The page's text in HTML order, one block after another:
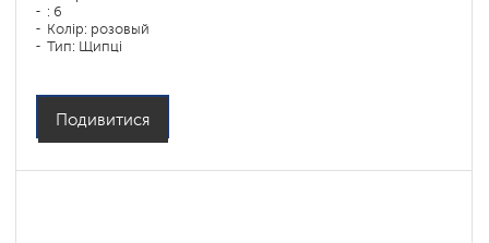
: 6
Колір: розовый
Тип: Щипці
Подивитися